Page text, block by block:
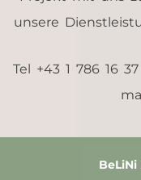
unsere
Tel +43 1 786 16